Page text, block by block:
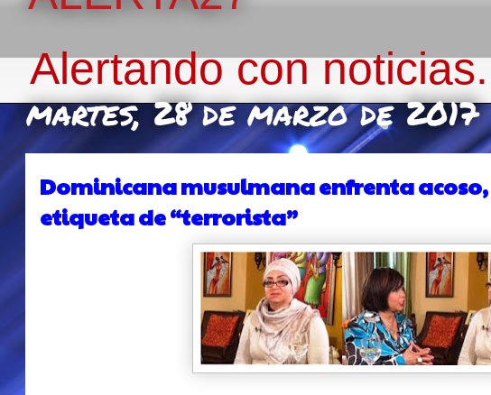
Alertando con
martes, 28 de marzo de 2017
Dominicana musulmana enfrenta
etiqueta de “terrorista”